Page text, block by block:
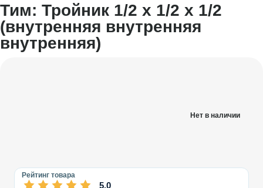
Тим: Тройник 1/2 х 1/2 х 1/2
(внутренняя внутренняя
внутренняя)
Нет в наличии
Рейтинг товара
5,0